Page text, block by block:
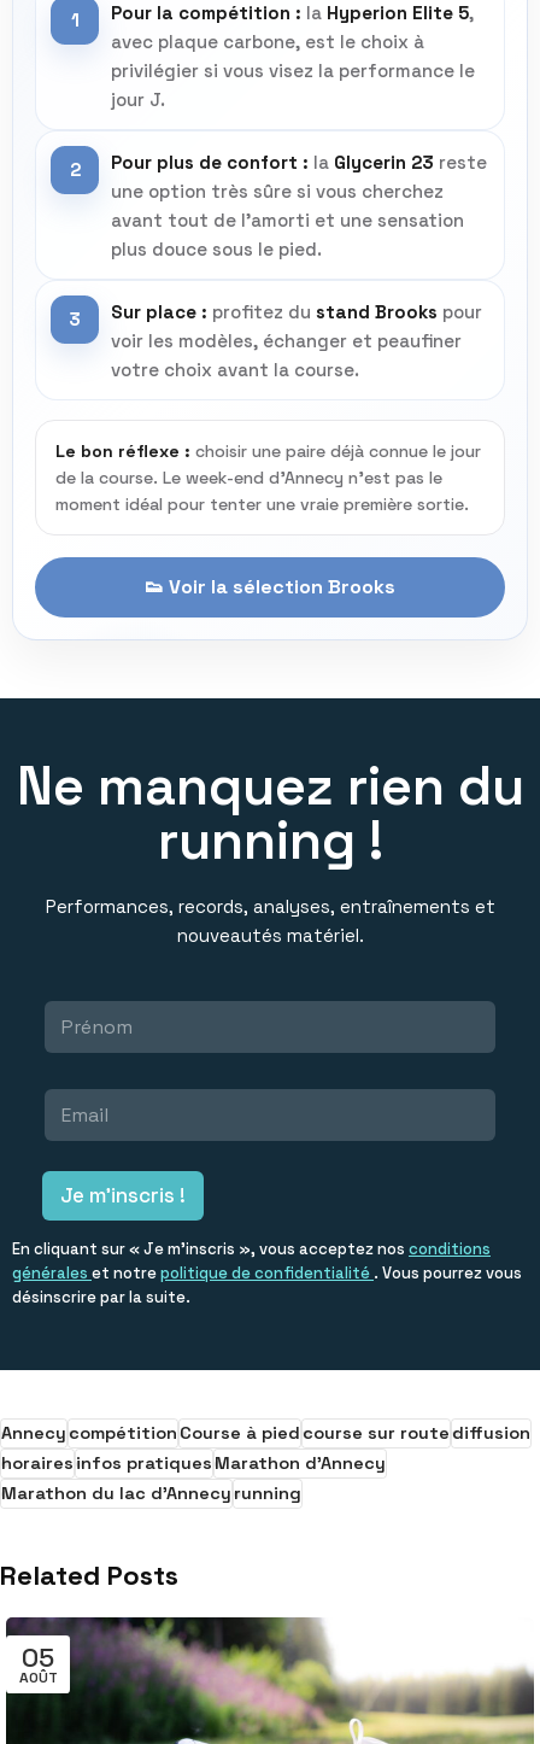
1 Pour la compétition : la Hyperion Elite 5,
avec plaque carbone, est le choix à
privilégier si vous visez la performance le
jour J.
2 Pour plus de confort : la Glycerin 23 reste
une option très sûre si vous cherchez
avant tout de l’amorti et une sensation
plus douce sous le pied.
3 Sur place : profitez du stand Brooks pour
voir les modèles, échanger et peaufiner
votre choix avant la course.
Le bon réflexe : choisir une paire déjà connue le jour
de la course. Le week-end d’Annecy n’est pas le
moment idéal pour tenter une vraie première sortie.
👟 Voir la sélection Brooks
Ne manquez rien du
running !
Performances, records, analyses, entraînements et
nouveautés matériel.
n
m
m
i
l
P
é
*
E
a
i
*
Je m'inscris !
En cliquant sur « Je m’inscris », vous acceptez nos conditions
générales et notrepolitique de confidentialité . Vous pourrez vous
désinscrire par la suite.
AnnecycompétitionCourse à piedcourse sur routediffusion
horairesinfos pratiquesMarathon d'Annecy
Marathon du lac d'Annecyrunning
Related Posts
05
AOÛT